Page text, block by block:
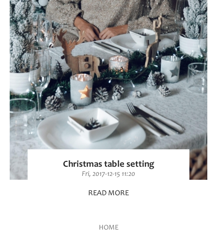
Christmas table setting
Fri, 2017-12-15 11:20
READ MORE
HOME